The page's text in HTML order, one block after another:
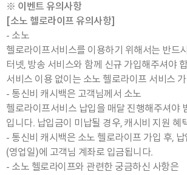
※ 이벤트 유의사항
[소노 헬로라이프 유의사항]
- 소노
헬로라이프서비스를 이용하기 위해서는 반드
터넷, 방송 서비스와 함께 신규 가입해주셔야
서비스 이용 없이는 소노 헬로라이프 서비스
- 통신비 캐시백은 고객님께서 소노
헬로라이프서비스 납입을 매달 진행해주셔야
입니다. 납입금이 미납될 경우, 캐시비 지원 혜
- 통신비 캐시백은 소노 헬로라이프 가입 후, 납
(영업일)에 고객님 계좌로 입금됩니다.
- 소노 헬로라이프와 관련한 궁금하신 사항은